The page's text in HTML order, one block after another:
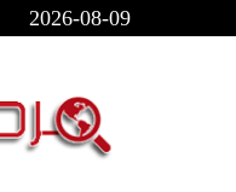
2026-08-09
للفنون الشعبية